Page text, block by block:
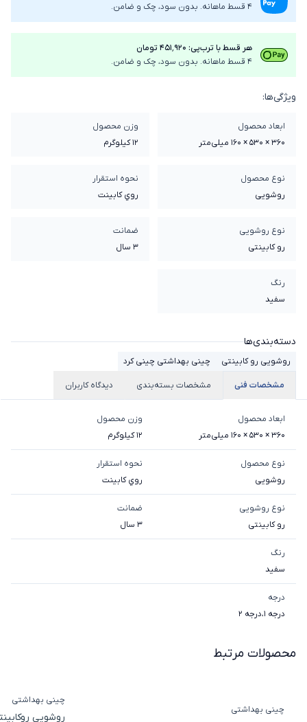
4 قسط ماهانه. بدون سود، چک و ضامن.
هر قسط با ترب‌پی: ۴۵۱٬۹۲۰ تومان
4 قسط ماهانه. بدون سود، چک و ضامن.
ویژگی‌ها:
ابعاد محصول
360 × 530 × 160 میلی‌متر
وزن محصول
12 کیلوگرم
نوع محصول
روشویی
نحوه استقرار
روي کابينت
نوع روشویی
رو کابینتی
ضمانت
3 سال
رنگ
سفید
دسته‌بندی‌ها
روشویی رو کابینتی چینی بهداشتی چینی کرد
مشخصات فنی مشخصات بسته‌بندی دیدگاه کاربران
ابعاد محصول
360 × 530 × 160 میلی‌متر
وزن محصول
12 کیلوگرم
نوع محصول
روشویی
نحوه استقرار
روي کابينت
نوع روشویی
رو کابینتی
ضمانت
3 سال
رنگ
سفید
درجه
درجه 1 ،درجه 2
محصولات مرتبط
چینی بهداشتی
چینی بهداشتی